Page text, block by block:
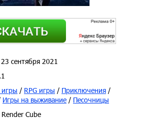
23 сентября 2021
/ RPG игры / Приключения /
Игры на выживание / Песочницы
Render Cube